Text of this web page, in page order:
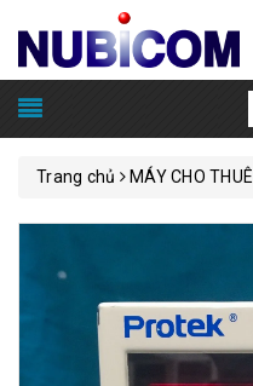
Trang chủ MÁY CHO THUÊ